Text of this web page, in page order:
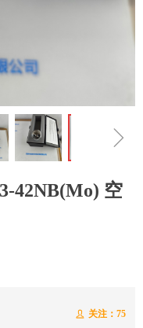
ꁇ
42NB(Mo) 空
ꄑ 关注： 75